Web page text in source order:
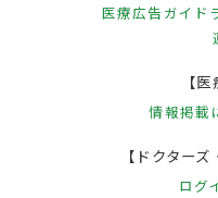
医療広告ガイド
【
情報掲載
【ドクター
ログ